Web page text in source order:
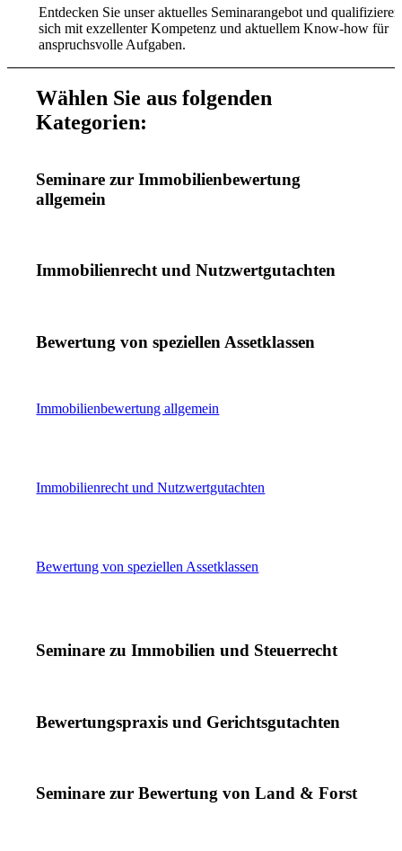
Entdecken Sie unser aktuelles Seminarangebot und
sich mit exzellenter Kompetenz und aktuellem Know-how für
anspruchsvolle Aufgaben.
Wählen Sie aus folgenden
Kategorien:
Seminare zur Immobilienbewertung
allgemein
Immobilienrecht und Nutzwertgutachten
Bewertung von speziellen Assetklassen
Immobilienbewertung allgemein
Immobilienrecht und Nutzwertgutachten
Bewertung von speziellen Assetklassen
Seminare zu Immobilien und Steuerrecht
Bewertungspraxis und Gerichtsgutachten
Seminare zur Bewertung von Land & Forst